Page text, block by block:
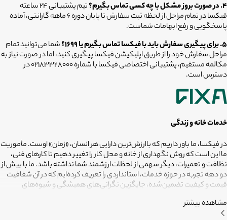
۴. در صورت بروز مشکل با چه کسی تماس بگیرم؟
تیم پشتیبانی ۲۴ ساعته
فیکسا در تمام مراحل از لحظه ثبت سفارش تا پایان دوره ۶ ماهه گارانتی، آماده
پاسخگویی و رفع ابهامات شماست.
۵. برای پیگیری سفارش باید با فیکسا تماس بگیرم یا ۱۶۹۹؟
شما می‌توانید تمام
مراحل سفارش خود را از طریق اپلیکیشن فیکسا پیگیری کنید، اما در صورت نیاز به
مکالمه مستقیم، پشتیبانی اختصاصی فیکسا با شماره ۰۲۱۸۳۳۲۸۰۰۰ در
دسترس است.
خدمات خانه و زندگی
در فیکسا، ما باور داریم که باارزش‌ترین دارایی هر انسان، «زمان» اوست. مأموریت
ما این است که روش نگهداری از خانه و محل کار را تغییر دهیم تا کارهای فنی،
نظافت و تعمیرات، دیگر سهمی از لحظات ارزشمند شما نداشته باشد. ما با بیش از
دو دهه تجربه در حوزه خدمات، استانداردی را تعریف کرده‌ایم که در آن شفافیت
قیمت و کیفیت تضمین‌شده، جایگزین نگرانی‌های همیشگی و شیوه‌های
متخصصانی بسپاریم که از فیلترهای سخت‌گیرانه رد شده‌اند تا نتیجه نهایی،
دقیقاً همان فضای امن و بی‌دغدغه‌ای باشد که همیشه برای آرامش خود
مشاهده بیشتر